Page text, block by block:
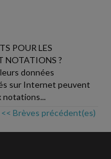
POUR LES
NOTATIONS ?
données
sur Internet peuvent
notations...
<< Brèves précédent(es)